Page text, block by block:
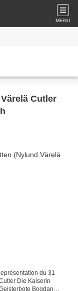
MENU
Cutler
du 31
Die Kaiserin
Bogdan